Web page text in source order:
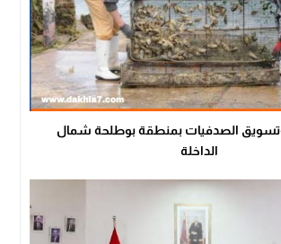
الصدفيات بمنطقة بوطلحة شمال
الداخلة